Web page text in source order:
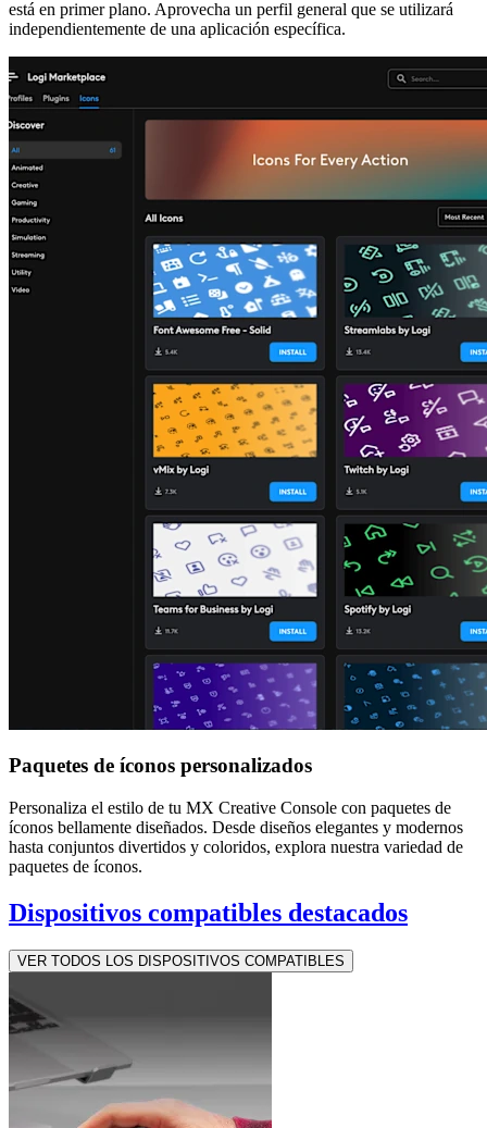
está en primer plano. Aprovecha un perfil general que se utilizará
independientemente de una aplicación específica.
Paquetes de íconos personalizados
Personaliza el estilo de tu MX Creative Console con paquetes de
íconos bellamente diseñados. Desde diseños elegantes y modernos
hasta conjuntos divertidos y coloridos, explora nuestra variedad de
paquetes de íconos.
Dispositivos compatibles destacados
VER TODOS LOS DISPOSITIVOS COMPATIBLES